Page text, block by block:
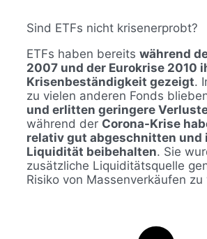
Sind ETFs nicht krisenerprobt?
ETFs haben bereits während
2007 und der Eurokrise 2010
Krisenbeständigkeit gezeigt.
zu vielen anderen Fonds
und erlitten geringere
während der Corona-Krise
relativ gut abgeschnitten und
Liquidität beibehalten. Sie
zusätzliche Liquiditätsquelle
Risiko von Massenverkäufen zu